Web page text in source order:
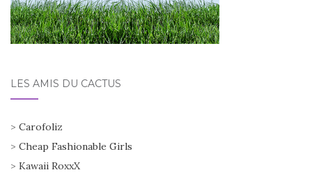
LES AMIS DU CACTUS
> Carofoliz
> Cheap Fashionable Girls
> Kawaii RoxxX